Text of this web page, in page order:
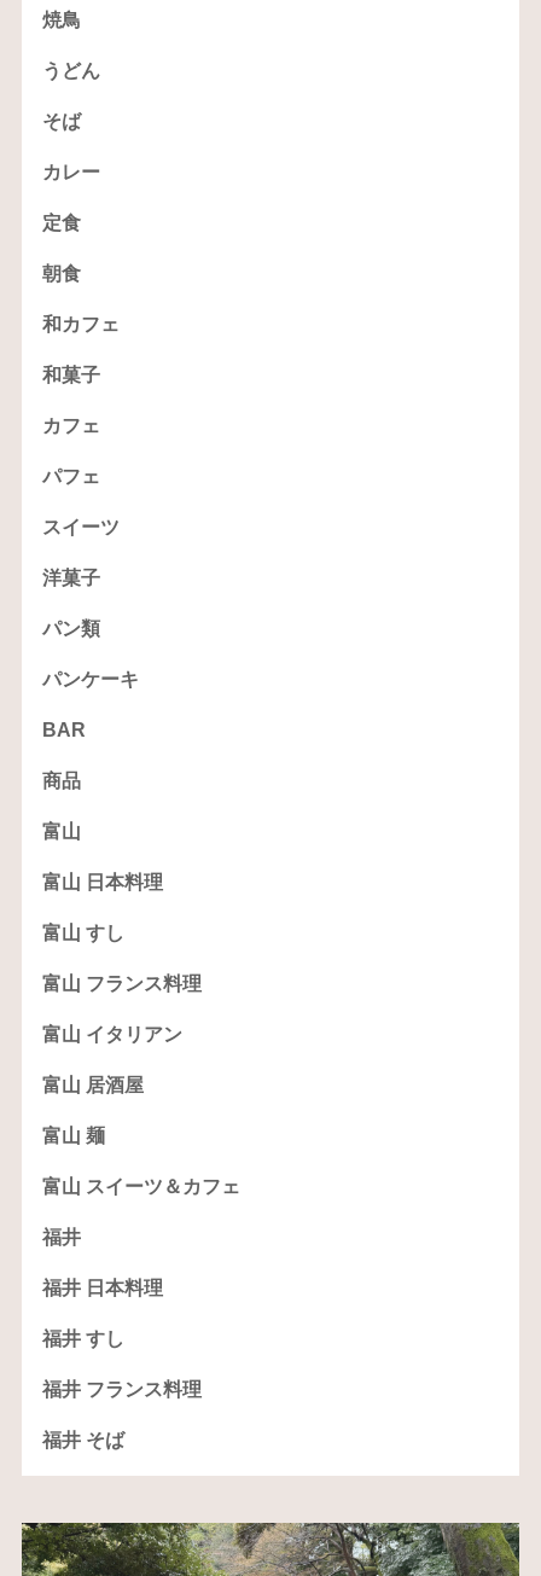
焼鳥
うどん
そば
カレー
定食
朝食
和カフェ
和菓子
カフェ
パフェ
スイーツ
洋菓子
パン類
パンケーキ
BAR
商品
富山
富山 日本料理
富山 すし
富山 フランス料理
富山 イタリアン
富山 居酒屋
富山 麺
富山 スイーツ＆カフェ
福井
福井 日本料理
福井 すし
福井 フランス料理
福井 そば